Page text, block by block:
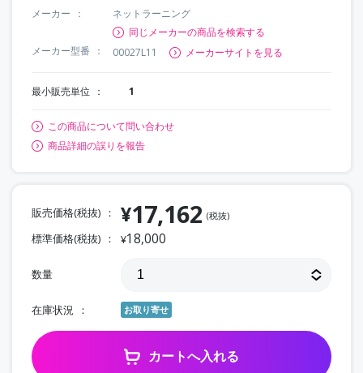
メーカー
ネットラーニング
同じメーカーの商品を検索する
メーカー型番
00027L11 メーカーサイトを見る
最小販売単位 1
この商品について問い合わせ
商品詳細の誤りを報告
販売価格(税抜) ¥17,162 (税抜)
標準価格(税抜) ¥18,000
数量
在庫状況 お取り寄せ
カートへ入れる